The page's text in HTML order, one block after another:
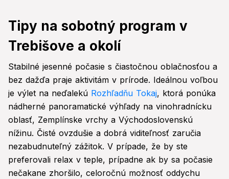
Tipy na sobotný program v
Trebišove a okolí
Stabilné jesenné počasie s čiastočnou oblačnosťou a
bez dažďa praje aktivitám v prírode. Ideálnou voľbou
je výlet na neďalekú Rozhľadňu Tokaj, ktorá ponúka
nádherné panoramatické výhľady na vinohradnícku
oblasť, Zemplínske vrchy a Východoslovenskú
nížinu. Čisté ovzdušie a dobrá viditeľnosť zaručia
nezabudnuteľný zážitok. V prípade, že by ste
preferovali relax v teple, prípadne ak by sa počasie
nečakane zhoršilo, celoročnú možnosť oddychu